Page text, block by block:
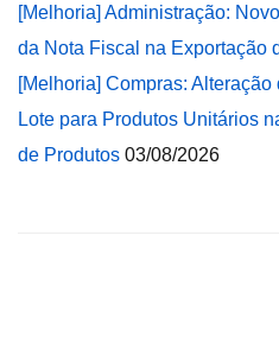
[Melhoria] Administração:
da Nota Fiscal na Exportação
[Melhoria] Compras:
Lote para Produtos Unitários
de Produtos 03/08/2026